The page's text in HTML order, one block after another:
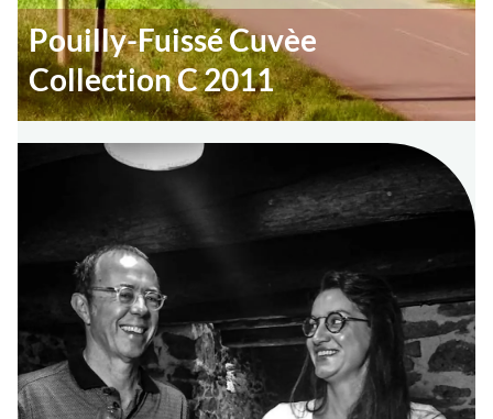
Pouilly-Fuissé Cuvèe
Collection C 2011